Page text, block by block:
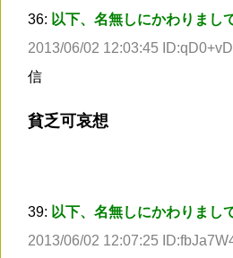
36: 以下、名無しにかわりまし
2013/06/02 12:03:45
信
貧乏可哀想
39: 以下、名無しにかわりまし
2013/06/02 12:07:25